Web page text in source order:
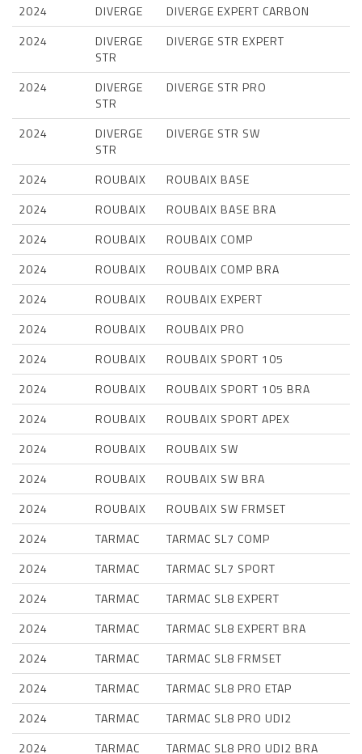
2024
DIVERGE
DIVERGE EXPERT CARBON
2024
DIVERGE
STR
DIVERGE STR EXPERT
2024
DIVERGE
STR
DIVERGE STR PRO
2024
DIVERGE
STR
DIVERGE STR SW
2024 ROUBAIX
ROUBAIX BASE
2024
ROUBAIX
ROUBAIX BASE BRA
2024
ROUBAIX
ROUBAIX COMP
2024
ROUBAIX
ROUBAIX COMP BRA
2024
ROUBAIX
ROUBAIX EXPERT
2024
ROUBAIX
ROUBAIX PRO
2024
ROUBAIX
ROUBAIX SPORT 105
2024
ROUBAIX
ROUBAIX SPORT 105 BRA
2024
ROUBAIX
ROUBAIX SPORT APEX
2024
ROUBAIX
ROUBAIX SW
2024
ROUBAIX
ROUBAIX SW BRA
2024
ROUBAIX
ROUBAIX SW FRMSET
2024
TARMAC
TARMAC SL7 COMP
2024
TARMAC
TARMAC SL7 SPORT
2024
TARMAC
TARMAC SL8 EXPERT
2024
TARMAC
TARMAC SL8 EXPERT BRA
2024
TARMAC
TARMAC SL8 FRMSET
2024
TARMAC
TARMAC SL8 PRO ETAP
2024
TARMAC
TARMAC SL8 PRO UDI2
2024
TARMAC TARMAC SL8 PRO UDI2 BRA